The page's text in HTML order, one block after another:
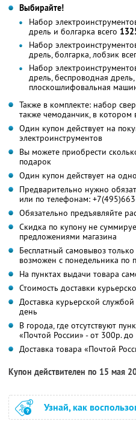
Выбирайте!
Набор
дрель и болгарка всего
Набор
дрель, болгарка, лобзик
Набор
дрель, беспроводная
плоскошлифовальная
Также в комплекте: набор
также чемоданчик, в котором
Один купон действует на
электроинструментов
Вы можете приобрести
подарок
Один купон действует на
Предварительно нужно
или по телефонам:
Обязательно предъявляйте
Скидка по купону не
предложениями магазина
Бесплатный самовывоз
возможен с понедельника по
На пунктах выдачи товара
Стоимость доставки
Доставка курьерской
день
В города, где отсутствуют
«Почтой России» - от 300р.
Доставка товара «Почтой
Купон действителен по 15 мая
Узнай, как